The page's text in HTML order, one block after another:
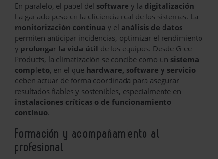
En paralelo, el papel del software y la digitalización
ha ganado peso en la eficiencia real de los sistemas. La
monitorización continua y el análisis de datos
permiten anticipar incidencias, optimizar el rendimiento
y prolongar la vida útil de los equipos. Desde Gree
Products, la climatización se concibe como un sistema
completo, en el que hardware, software y servicio
deben actuar de forma coordinada para asegurar
resultados fiables y sostenibles, especialmente en
instalaciones críticas o de funcionamiento
continuo.
Formación y acompañamiento al
profesional